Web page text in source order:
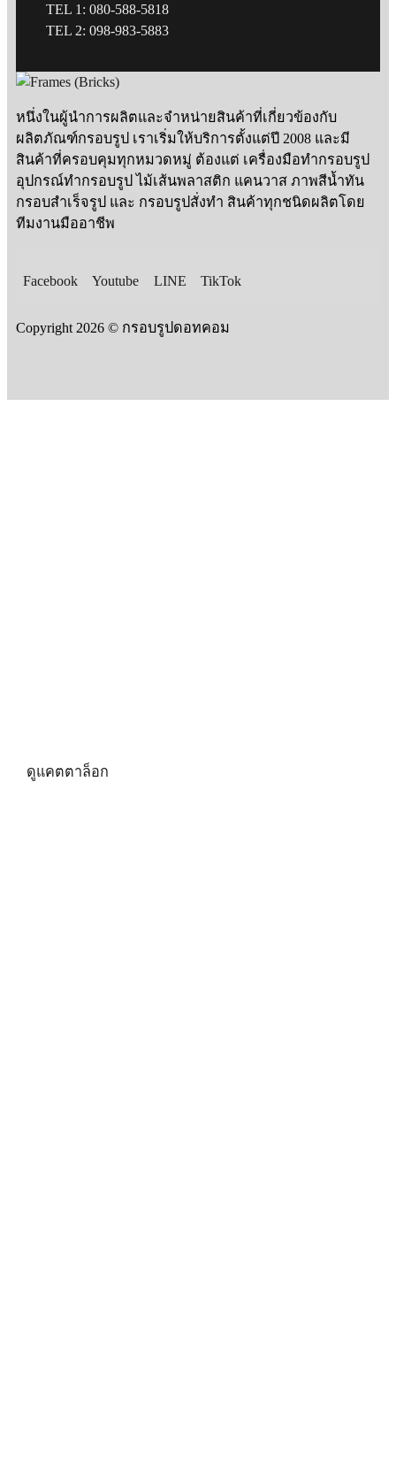
หนึ่งในผู้นำการผลิตและจำหน่ายสินค้าที่เกี่ยวข้องกับ
ผลิตภัณฑ์กรอบรูป เราเริ่มให้บริการตั้งแต่ปี 2008 และมี
สินค้าที่ครอบคุมทุกหมวดหมู่ ต้องแต่ เครื่องมือทำกรอบรูป
อุปกรณ์ทำกรอบรูป ไม้เส้นพลาสติก แคนวาส ภาพสีน้ำทัน
กรอบสำเร็จรูป และ กรอบรูปสั่งทำ สินค้าทุกชนิดผลิตโดย
ทีมงานมืออาชีพ
Facebook Youtube LINE TikTok
Copyright 2026 © กรอบรูปดอทคอม
TEL 1: 080-588-5818
TEL 2: 098-983-5883
ดูแคตตาล็อก